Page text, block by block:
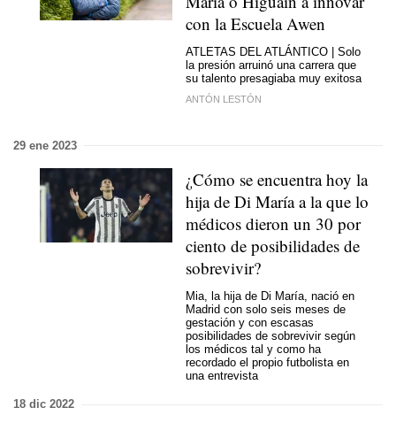
con la Escuela Awen
ATLETAS DEL ATLÁNTICO | Solo
la presión arruinó una carrera que
su talento presagiaba muy exitosa
ANTÓN LESTÓN
29 ene 2023
¿Cómo se encuentra hoy la
hija de Di María a la que lo
médicos dieron un 30 por
ciento de posibilidades de
sobrevivir?
Mia, la hija de Di María, nació en
Madrid con solo seis meses de
gestación y con escasas
posibilidades de sobrevivir según
los médicos tal y como ha
recordado el propio futbolista en
una entrevista
18 dic 2022